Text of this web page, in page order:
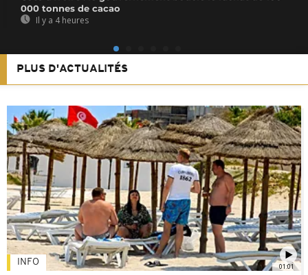
000 tonnes de cacao
Il y a 4 heures
PLUS D'ACTUALITÉS
01:01
INFO